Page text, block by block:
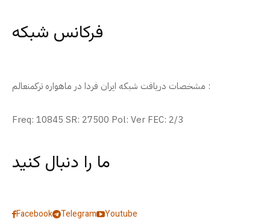
فرکانس شبکه
مشخصات دریافت شبکه ایران فردا در ماهواره ترکمنعالم :
Freq: 10845 SR: 27500 Pol: Ver FEC: 2/3
ما را دنبال کنید
Facebook Telegram
Youtube